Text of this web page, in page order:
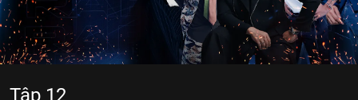
Tập 12